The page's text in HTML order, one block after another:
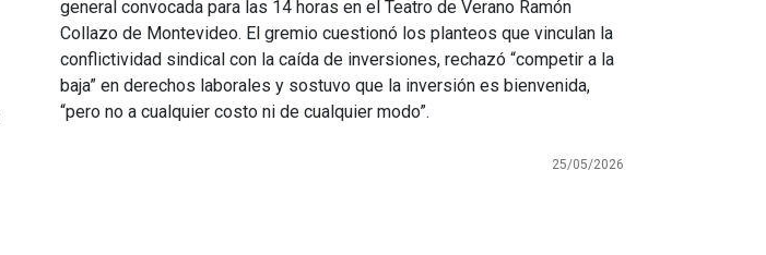
general convocada para las 14 horas en el Teatro de Verano Ramón
Collazo de Montevideo. El gremio cuestionó los planteos que vinculan la
conflictividad sindical con la caída de inversiones, rechazó “competir a la
baja” en derechos laborales y sostuvo que la inversión es bienvenida,
“pero no a cualquier costo ni de cualquier modo”.
25/05/2026